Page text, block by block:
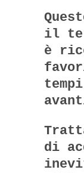
il
è
tempi
di